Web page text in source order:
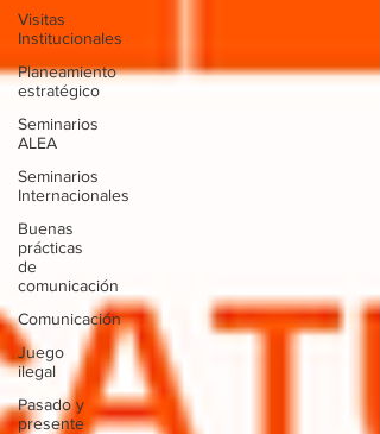
Visitas
Institucionales
Planeamiento
estratégico
Seminarios
ALEA
Seminarios
Internacionales
Buenas
prácticas
de
comunicación
Comunicación
Juego
ilegal
Pasado y
presente